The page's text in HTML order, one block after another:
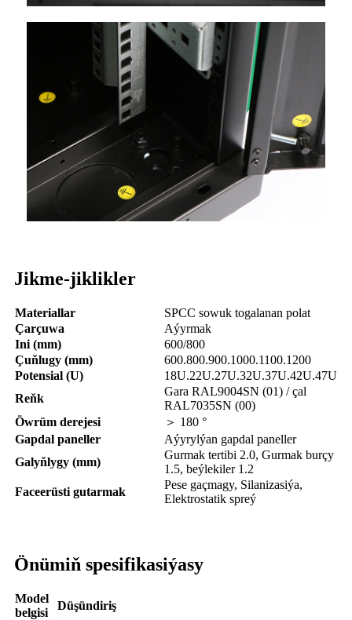
Jikme-jiklikler
Materiallar
SPCC sowuk togalanan polat
Çarçuwa
Aýyrmak
Ini (mm)
600/800
Çuňlugy (mm)
600.800.900.1000.1100.1200
Potensial (U)
18U.22U.27U.32U.37U.42U.47U
Reňk
Gara RAL9004SN (01) / çal
RAL7035SN (00)
Öwrüm derejesi
＞ 180 °
Gapdal paneller
Aýyrylýan gapdal paneller
Galyňlygy (mm)
Gurmak tertibi 2.0, Gurmak burçy
1.5, beýlekiler 1.2
Faceerüsti gutarmak
Pese gaçmagy, Silanizasiýa,
Elektrostatik spreý
Önümiň spesifikasiýasy
Model
belgisi
Düşündiriş